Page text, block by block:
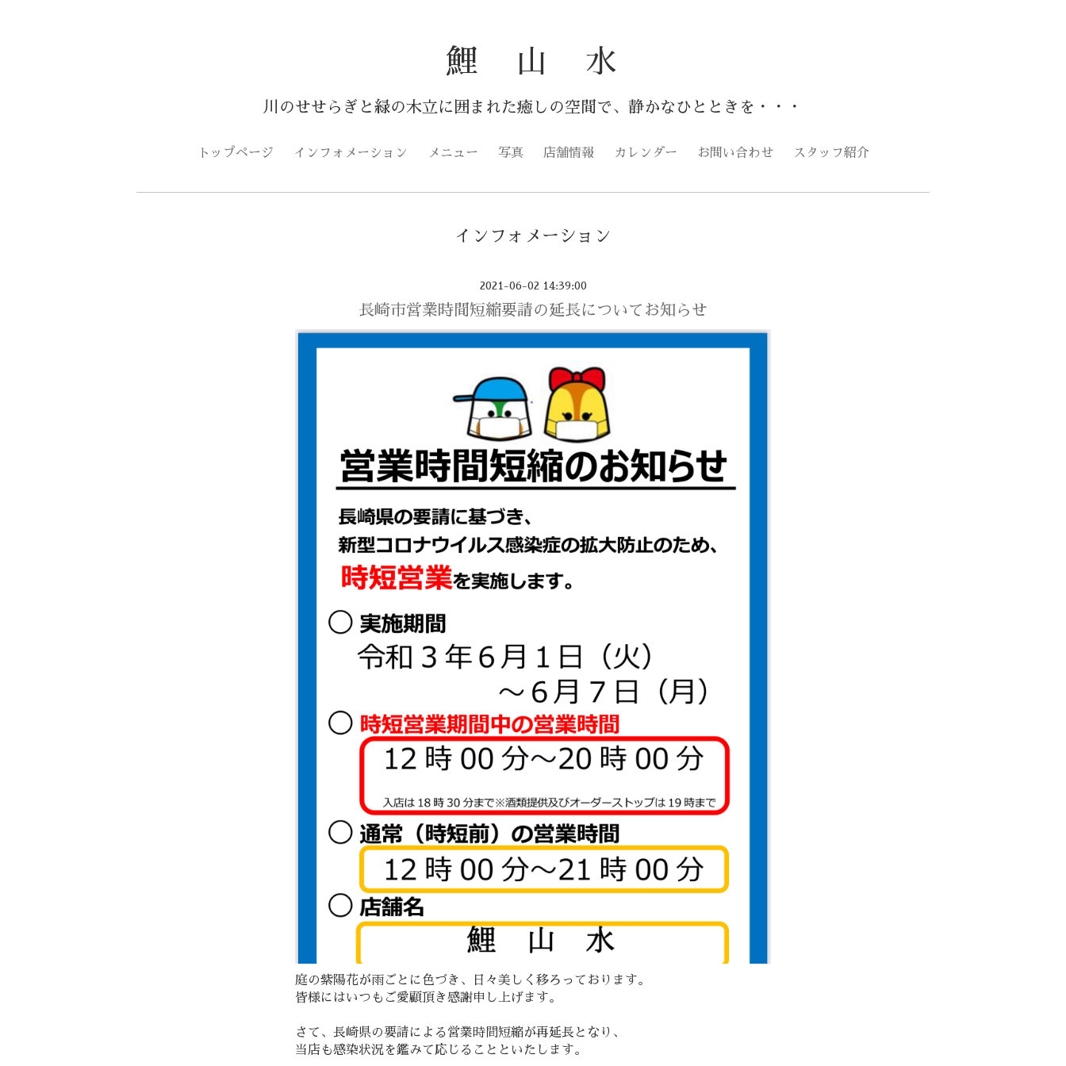
鯉 山 水
川のせせらぎと緑の木立に囲まれた癒しの空間で、静かなひとときを・・・
トップページ インフォメーション メニュー 写真 店舗情報 カレンダー お問い合わせ スタッフ紹介
インフォメーション
2021-06-02 14:39:00
長崎市営業時間短縮要請の延長についてお知らせ
庭の紫陽花が雨ごとに色づき、日々美しく移ろっております。
皆様にはいつもご愛顧頂き感謝申し上げます。
さて、長崎県の要請による営業時間短縮が再延長となり、
当店も感染状況を鑑みて応じることといたします。